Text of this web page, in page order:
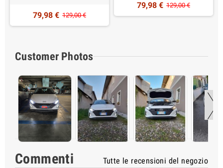
79,98 € 129,00 €
79,98 € 129,00 €
Customer Photos
Commenti Tutte le recensioni del negozio